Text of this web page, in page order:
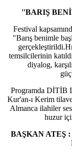
''BARIŞ
Festival
"Barış benimle
temsilcilerinin
diyalog,
Programda DİTİB
Kur'an-ı Kerim
Almanca ilahiler
huzur
BAŞKAN ATEŞ